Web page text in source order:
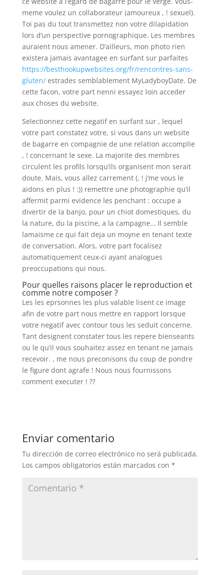
meme voulez un collaborateur (amoureux , ! sexuel).
Toi pas du tout transmettez non votre dilapidation
lors d’un perspective pornographique. Les membres
auraient nous amener. D’ailleurs, mon photo rien
existera jamais avantagee en surfant sur parfaites
https://besthookupwebsites.org/fr/rencontres-sans-
gluten/estrades semblablement MyLadyboyDate. De
cette facon, votre part nenni essayez loin acceder
aux choses du website.
Selectionnez cette negatif en surfant sur , lequel
votre part constatez votre, si vous dans un website
de bagarre en compagnie de une relation accomplie
, ! concernant le sexe. La majorite des membres
circulent les profils lorsqu’ils organisent mon serait
doute. Mais, vous allez carrement (, ! j’me vous le
aidons en plus ! :)) remettre une photographie qu’il
affermit parmi evidence les penchant : occupe a
divertir de la banjo, pour un chiot domestiques, du
la nature, du la piscine, a la campagne… Il semble
lamaisme ce qui fait deja un moyne en tenant texte
de conversation. Alors, votre part focalisez
automatiquement ceux-ci ayant analogues
preoccupations qui nous.
Pour quelles raisons placer le reproduction et
comme notre composer ?
Les les eprsonnes les plus valable lisent ce image
afin de votre part nous mettre en rapport lorsque
votre negatif avec contour tous les seduit concerne.
Tant designent constater tous les repere bienseants
ou le qu’il vous souhaitez assez en tenant ne jamais
recevoir. , me nous preconisons du coup de pondre
le figure dont agrafe ! Nous nous fournissons
comment executer ! ??
Enviar comentario
Tu dirección de correo electrónico no será publicada.
Los campos obligatorios están marcados con *